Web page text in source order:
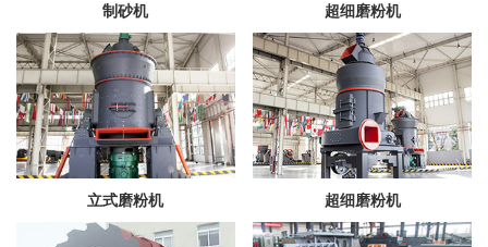
制砂机 超细磨粉机
立式磨粉机 超细磨粉机